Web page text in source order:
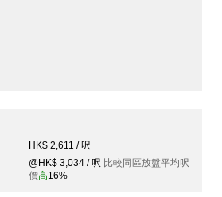
HK$ 2,611 / 呎
@HK$ 3,034 / 呎 比較同區放盤平均呎
價高16%